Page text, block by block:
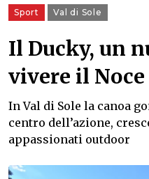
Sport Val di Sole
Il Ducky, un
vivere il Noce
In Val di Sole la canoa
centro dell’azione,
appassionati outdoor